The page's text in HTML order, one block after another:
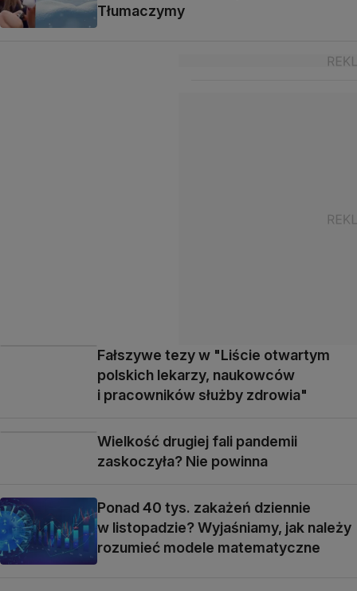
Tłumaczymy
Fałszywe tezy w "Liście otwartym
polskich lekarzy, naukowców
i pracowników służby zdrowia"
Wielkość drugiej fali pandemii
zaskoczyła? Nie powinna
Ponad 40 tys. zakażeń dziennie
w listopadzie? Wyjaśniamy, jak należy
rozumieć modele matematyczne